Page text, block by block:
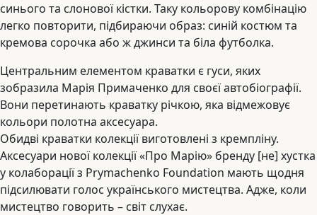
синього та слонової кістки. Таку кольорову комбінацію
легко повторити, підбираючи образ: синій костюм та
кремова сорочка або ж джинси та біла футболка.
Центральним елементом краватки є гуси, яких
зобразила Марія Примаченко для своєї автобіографії.
Вони перетинають краватку річкою, яка відмежовує
кольори полотна аксесуара.
Обидві краватки колекції виготовлені з кремпліну.
Аксесуари нової колекції «Про Марію» бренду [не] хустка
у колаборації з Prymachenko Foundation мають щодня
підсилювати голос українського мистецтва. Адже, коли
мистецтво говорить – світ слухає.